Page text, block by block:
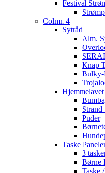
Festival
Colmn 4
Sytråd
Alm.
Knap
Bulky-
Strand
Puder
Taske Paneler
3
Børne
Taske